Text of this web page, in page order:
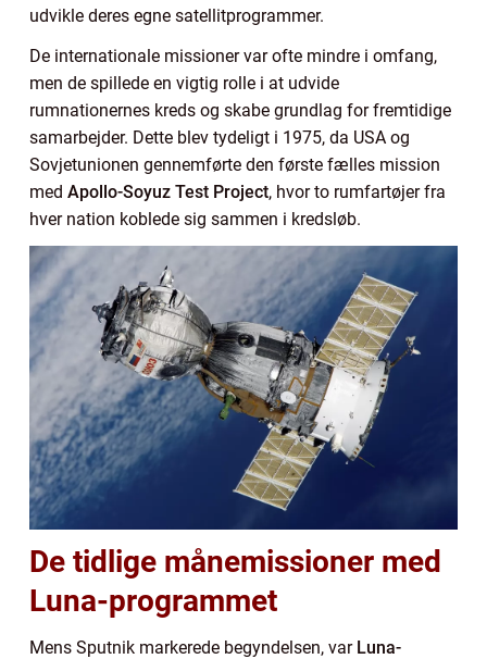
udvikle deres egne satellitprogrammer.
De internationale missioner var ofte mindre i omfang,
men de spillede en vigtig rolle i at udvide
rumnationernes kreds og skabe grundlag for fremtidige
samarbejder. Dette blev tydeligt i 1975, da USA og
Sovjetunionen gennemførte den første fælles mission
med Apollo-Soyuz Test Project, hvor to rumfartøjer fra
hver nation koblede sig sammen i kredsløb.
De tidlige månemissioner med
Luna-programmet
Mens Sputnik markerede begyndelsen, var Luna-